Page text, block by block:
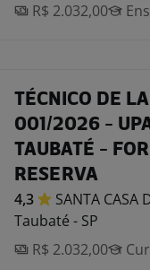
R$ 2.032,00
TÉCNICO DE
001/2026 -
TAUBATÉ -
RESERVA
4,3 SANTA CASA
Taubaté - SP
R$ 2.032,00